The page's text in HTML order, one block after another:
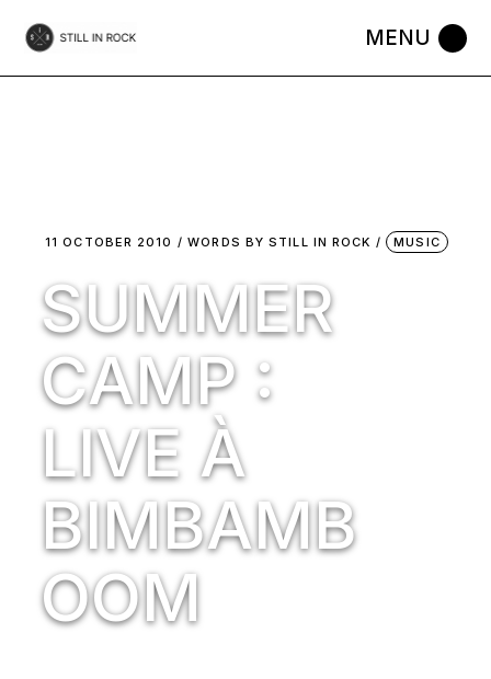
the
11 OCTOBER 2010 WORDS BYSTILL IN ROCK MUSIC
SUMMER
CAMP :
LIVE À
BIMBAMB
OOM